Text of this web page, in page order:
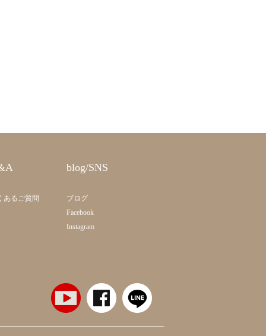
あるご質問
blog/SNS
ブログ
Facebook
Instagram